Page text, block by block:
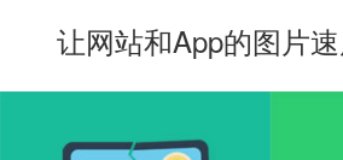
让网站和App的图片速